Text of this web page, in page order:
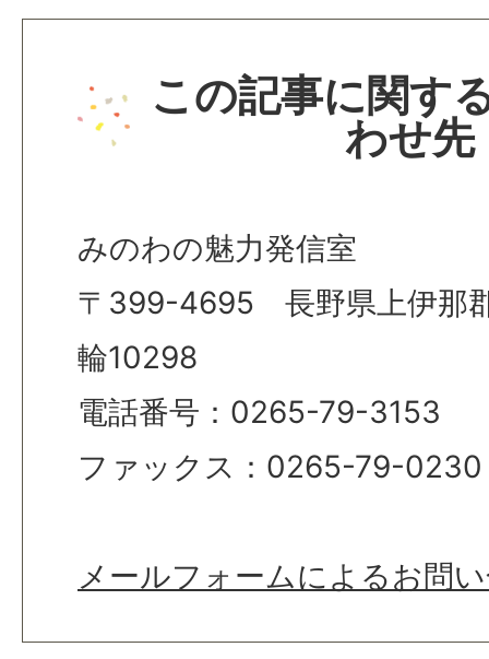
この記事に関す
わせ先
みのわの魅力発信室
〒399-4695 長野県上伊那
輪10298
電話番号：0265-79-3153
ファックス：0265-79-0230
メールフォームによるお問